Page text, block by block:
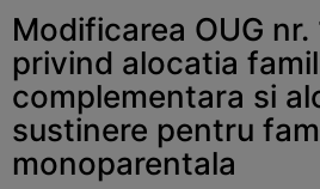
Modificarea OUG
privind alocatia
complementara si
sustinere pentru
monoparentala